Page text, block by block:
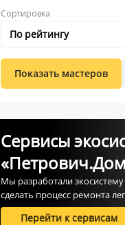
Сортировка
По рейтингу
Показать мастеров
Сервисы
Мы разработали
сделать процесс ремонта
Перейти к сервисам